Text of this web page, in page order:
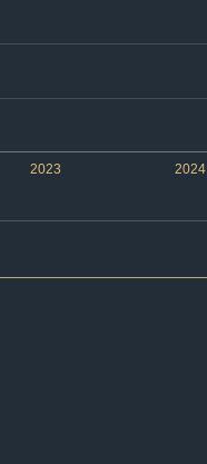
2023 2024